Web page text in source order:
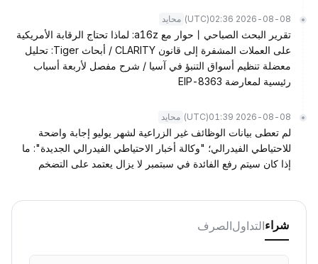
2026-08-08 02:36
(UTC) محايد
تقرير البحث الصباحي丨حوار مع a16z: لماذا تحتاج الرقابة الأمريكية
على العملات المشفرة إلى قانون CLARITY / أبحاث Tiger: تحليل
معضلة تنظيم أسواق التنبؤ في آسيا / شرح مفصل لأربعة أسباب
رئيسية لمعارضة EIP-8363
2026-08-08 01:39
(UTC) محايد
لم تعطى بيانات الوظائف غير الزراعية لشهر يوليو إجابة واضحة
للاحتياطي الفيدرالي؛ "وكالة أخبار الاحتياطي الفيدرالي الجديدة": ما
إذا كان سيتم رفع الفائدة في سبتمبر لا يزال يعتمد على التضخم
شراءالتداولالصرف